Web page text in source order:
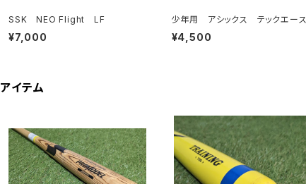
SSK NEO Flight LF
¥7,000
少年用 アシックス テックエース
¥4,500
アイテム